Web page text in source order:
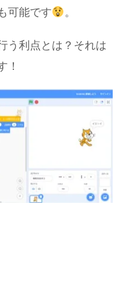
可能です
。
う利点とは？それは
！